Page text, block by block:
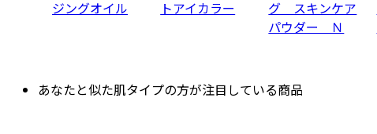
ジングオイル
トアイカラー
グ スキンケア
パウダー Ｎ
あなたと似た肌タイプの方が注目している商品